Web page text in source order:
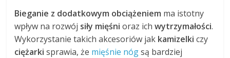
Bieganie z dodatkowym obciążeniem ma istotny
wpływ na rozwój siły mięśni oraz ichwytrzymałości.
Wykorzystanie takich akcesoriów jak kamizelki czy
ciężarki sprawia, że mięśnie nógsą bardziej